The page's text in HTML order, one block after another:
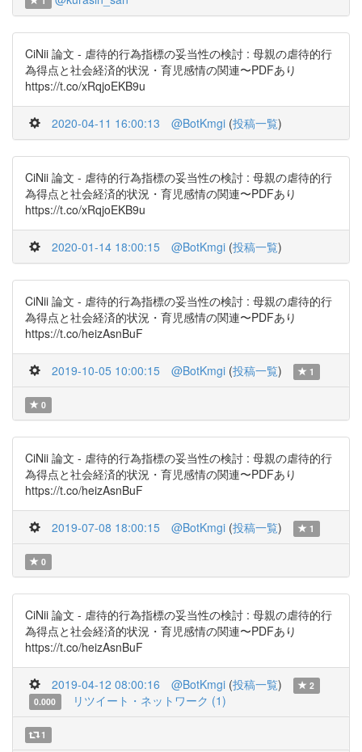
CiNii 論文 - 虐待的行為指標の妥当性の検討 : 母親の虐待的行
為得点と社会経済的状況・育児感情の関連〜PDFあり
https://t.co/xRqjoEKB9u
2020-04-11 16:00:13 @BotKmgi (投稿一覧)
CiNii 論文 - 虐待的行為指標の妥当性の検討 : 母親の虐待的行
為得点と社会経済的状況・育児感情の関連〜PDFあり
https://t.co/xRqjoEKB9u
2020-01-14 18:00:15 @BotKmgi (投稿一覧)
CiNii 論文 - 虐待的行為指標の妥当性の検討 : 母親の虐待的行
為得点と社会経済的状況・育児感情の関連〜PDFあり
https://t.co/heizAsnBuF
2019-10-05 10:00:15 @BotKmgi (投稿一覧) 1
0
CiNii 論文 - 虐待的行為指標の妥当性の検討 : 母親の虐待的行
為得点と社会経済的状況・育児感情の関連〜PDFあり
https://t.co/heizAsnBuF
2019-07-08 18:00:15 @BotKmgi (投稿一覧) 1
0
CiNii 論文 - 虐待的行為指標の妥当性の検討 : 母親の虐待的行
為得点と社会経済的状況・育児感情の関連〜PDFあり
https://t.co/heizAsnBuF
2019-04-12 08:00:16 @BotKmgi (投稿一覧)
2
0.000
リツイート・ネットワーク (1)
1